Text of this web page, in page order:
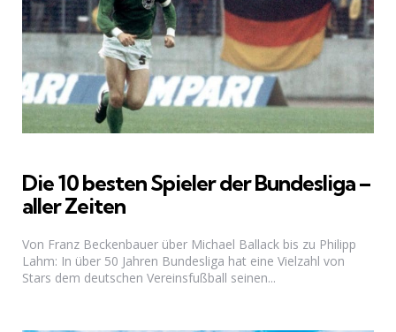
Die 10 besten Spieler der Bundesliga –
aller Zeiten
Von Franz Beckenbauer über Michael Ballack bis zu Philipp
Lahm: In über 50 Jahren Bundesliga hat eine Vielzahl von
Stars dem deutschen Vereinsfußball seinen...